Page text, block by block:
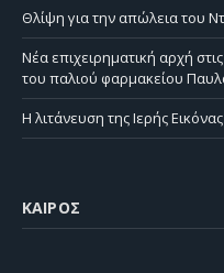
Θλίψη για την απώλεια του
Νέα επιχειρηματική αρχή
του παλιού φαρμακείου
Η λιτάνευση της Ιερής
ΚΑΙΡΌΣ